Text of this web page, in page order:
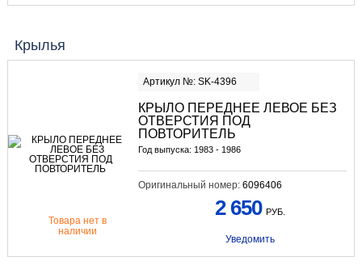
Крылья
Артикул №: SK-4396
КРЫЛО ПЕРЕДНЕЕ ЛЕВОЕ БЕЗ
ОТВЕРСТИЯ ПОД
ПОВТОРИТЕЛЬ
Год выпуска: 1983 - 1986
Оригинальный номер: 6096406
Товара нет в
наличии
2 650 РУБ.
Уведомить